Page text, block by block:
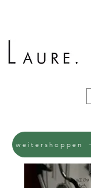
weitershoppen